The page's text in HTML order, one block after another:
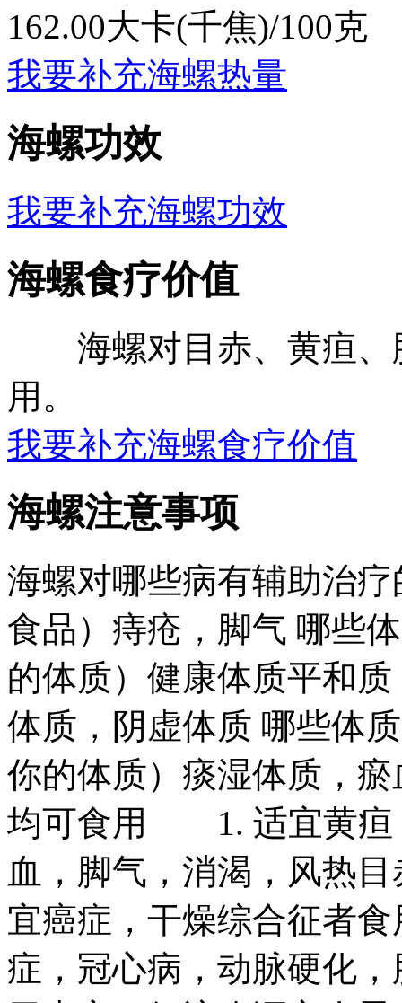
162.00大卡(千焦)/100克
我要补充海螺热量
海螺功效
我要补充海螺功效
海螺食疗价值
海螺对目赤、黄疸、
用。
我要补充海螺食疗价值
海螺注意事项
海螺对哪些病有辅助治
食品）痔疮，脚气 哪些
的体质）健康体质平和
体质，阴虚体质 哪些体
你的体质）痰湿体质，
均可食用 1. 适宜黄疸
血，脚气，消渴，风热
宜癌症，干燥综合征者
症，冠心病，动脉硬化